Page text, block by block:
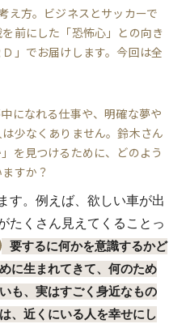
え方。ビジネスとサッカーで
前にした「恐怖心」との向き
」でお届けします。今回は全
になれる仕事や、明確な夢や
少なくありません。鈴木さん
を見つけるために、どのよう
すか？
す。例えば、欲しい車が出
たくさん見えてくることっ
要するに何かを意識するかど
に生まれてきて、何のため
も、実はすごく身近なもの
、近くにいる人を幸せにし